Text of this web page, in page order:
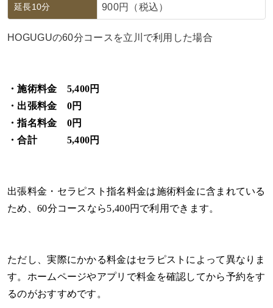
延長10分 900円（税込）
HOGUGUの60分コースを立川で利用した場合
・施術料金 5,400円
・出張料金 0円
・指名料金 0円
・合計 5,400円
出張料金・セラピスト指名料金は施術料金に含まれている
ため、60分コースなら5,400円で利用できます。
ただし、実際にかかる料金はセラピストによって異なりま
す。ホームページやアプリで料金を確認してから予約をす
るのがおすすめです。